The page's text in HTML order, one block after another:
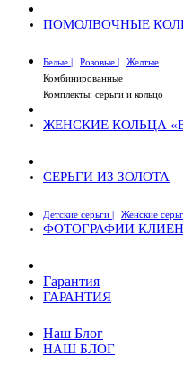
ПОМОЛВОЧНЫЕ
Белые | Розовые |
Желтые
Комбинированные
Комплекты: серьги и кольцо
ЖЕНСКИЕ КОЛЬЦА
СЕРЬГИ ИЗ ЗОЛОТА
Детские серьги | Женские
ФОТОГРАФИИ
Гарантия
ГАРАНТИЯ
Наш Блог
НАШ БЛОГ